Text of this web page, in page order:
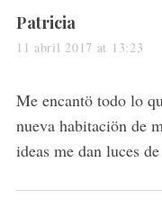
s
a
s
:
Patricia
11 abril 2017 at 13:23
Me encantö todo lo
nueva habitaciön de
ideas me dan luces